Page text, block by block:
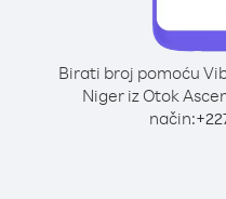
Birati broj pomoću
Niger iz Otok
način:+